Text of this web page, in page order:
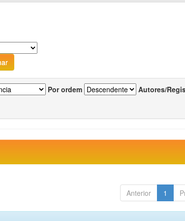
Por ordem Autores/
Anterior 1